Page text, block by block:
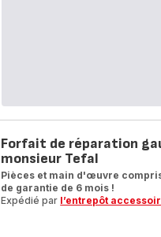
Forfait de réparation
monsieur Tefal
Pièces et main d'œuvre
de garantie de 6 mois !
Expédié par l’entrepôt